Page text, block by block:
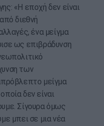
«Η εποχή δεν είναι
διεθνή
ένα μείγμα
ως επιβράδυνση
των
μείγμα
δεν είναι
Σίγουρα όμως
μπει σε μια νέα